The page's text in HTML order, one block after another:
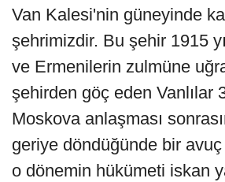
Van Kalesi'nin güneyinde
şehrimizdir. Bu şehir 1915
ve Ermenilerin zulmüne
şehirden göç eden Vanlılar
Moskova anlaşması
geriye döndüğünde bir
o dönemin hükümeti iskan